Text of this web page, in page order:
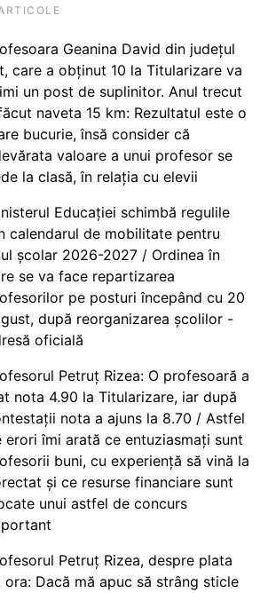
Geanina David din județul
care a obținut 10 la Titularizare va
un post de suplinitor. Anul trecut
naveta 15 km: Rezultatul este o
bucurie, însă consider că
valoare a unui profesor se
la clasă, în relația cu elevii
Educației schimbă regulile
calendarul de mobilitate pentru
școlar 2026-2027 / Ordinea în
se va face repartizarea
pe posturi începând cu 20
după reorganizarea școlilor -
oficială
Petruț Rizea: O profesoară a
nota 4.90 la Titularizare, iar după
nota a ajuns la 8.70 / Astfel
erori îmi arată ce entuziasmați sunt
buni, cu experiență să vină la
și ce resurse financiare sunt
unui astfel de concurs
Petruț Rizea, despre plata
ora: Dacă mă apuc să strâng sticle